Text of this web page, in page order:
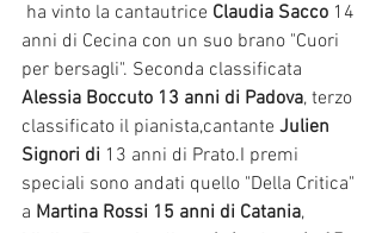
ha vinto la cantautrice Claudia Sacco 14
anni di Cecina con un suo brano "Cuori
per bersagli". Seconda classificata
Alessia Boccuto 13 anni di Padova, terzo
classificato il pianista,cantante Julien
Signori di 13 anni di Prato.I premi
speciali sono andati quello "Della Critica"
a Martina Rossi 15 anni di Catania,